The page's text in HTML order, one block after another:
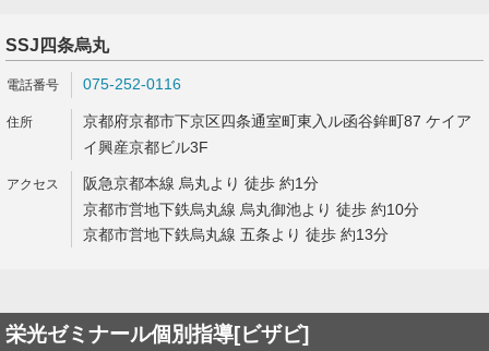
SSJ四条烏丸
075-252-0116
京都府京都市下京区四条通室町東入ル函谷鉾町87 ケイア
イ興産京都ビル3F
阪急京都本線 烏丸より 徒歩 約1分
京都市営地下鉄烏丸線 烏丸御池より 徒歩 約10分
京都市営地下鉄烏丸線 五条より 徒歩 約13分
栄光ゼミナール個別指導[ビザビ]